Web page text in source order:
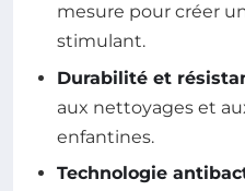
mesure pour créer
stimulant.
Durabilité et
aux nettoyages et
enfantines.
Technologie